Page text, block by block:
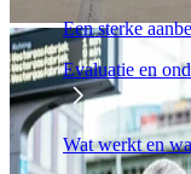
Een sterke
Evaluatie en
Wat werkt en